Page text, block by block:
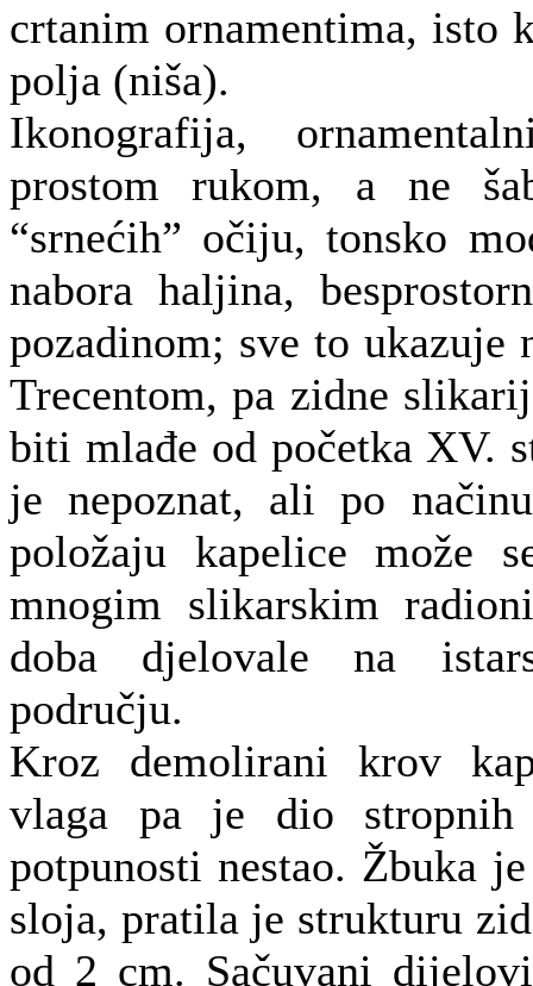
crtanim ornamentima, isto
polja (niša).
Ikonografija,
prostom rukom, a ne
“srnećih” očiju, tonsko
nabora haljina,
pozadinom; sve to ukazuje
Trecentom, pa zidne
biti mlađe od početka XV.
je nepoznat, ali po
položaju kapelice može
mnogim slikarskim
doba djelovale na
području.
Kroz demolirani krov
vlaga pa je dio
potpunosti nestao. Žbuka
sloja, pratila je strukturu
od 2 cm. Sačuvani